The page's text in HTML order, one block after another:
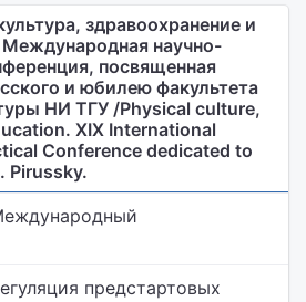
здравоохранение и
Международная научно-
посвященная
и юбилею факультета
НИ ТГУ /Physical culture,
XIX International
Conference dedicated to
Pirussky.
предстартовых